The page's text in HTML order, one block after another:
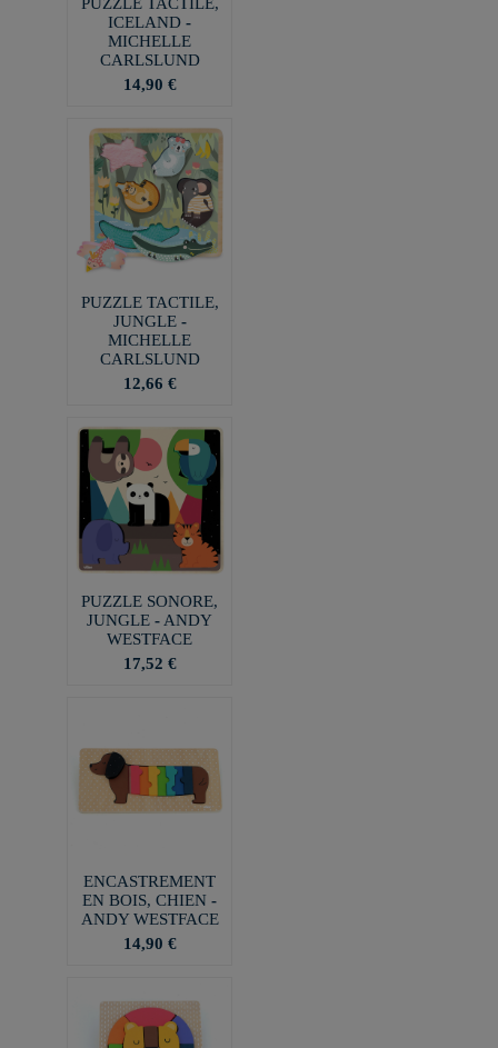
ICELAND -
MICHELLE
CARLSLUND
14,90 €
PUZZLE TACTILE,
JUNGLE -
MICHELLE
CARLSLUND
12,66 €
PUZZLE SONORE,
JUNGLE - ANDY
WESTFACE
17,52 €
ENCASTREMENT
EN BOIS, CHIEN -
ANDY WESTFACE
14,90 €